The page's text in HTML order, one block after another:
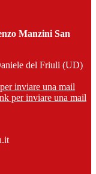
Manzini San
del Friuli (UD)
inviare una mail
per inviare una mail